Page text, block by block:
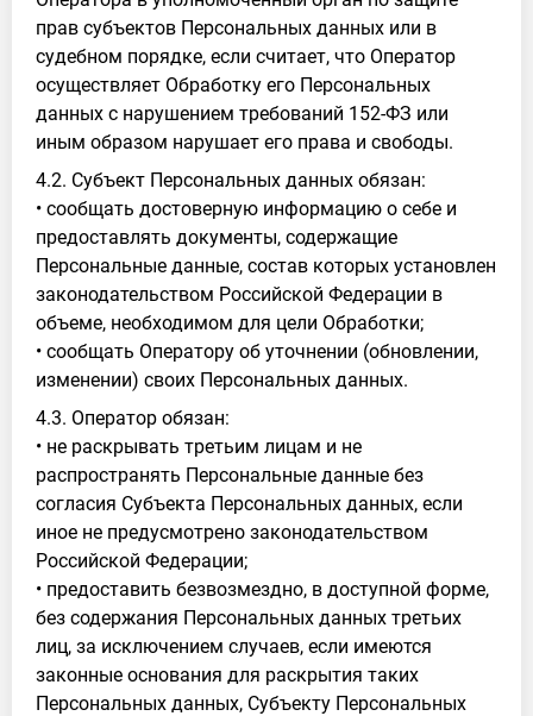
прав субъектов Персональных данных или в
судебном порядке, если считает, что Оператор
осуществляет Обработку его Персональных
данных с нарушением требований 152-ФЗ или
иным образом нарушает его права и свободы.
4.2. Субъект Персональных данных обязан:
• сообщать достоверную информацию о себе и
предоставлять документы, содержащие
Персональные данные, состав которых установлен
законодательством Российской Федерации в
объеме, необходимом для цели Обработки;
• сообщать Оператору об уточнении (обновлении,
изменении) своих Персональных данных.
4.3. Оператор обязан:
• не раскрывать третьим лицам и не
распространять Персональные данные без
согласия Субъекта Персональных данных, если
иное не предусмотрено законодательством
Российской Федерации;
• предоставить безвозмездно, в доступной форме,
без содержания Персональных данных третьих
лиц, за исключением случаев, если имеются
законные основания для раскрытия таких
Персональных данных, Субъекту Персональных